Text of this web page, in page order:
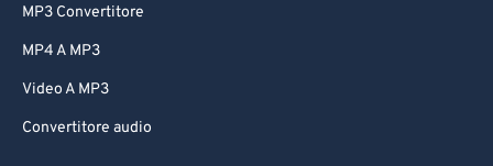
MP3 Convertitore
MP4 A MP3
Video A MP3
Convertitore audio